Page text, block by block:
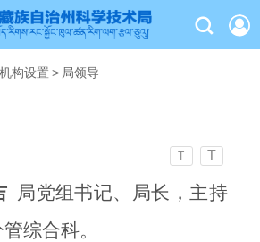
机构设置 > 局领导
T T
局党组书记、局长，主持
综合科。